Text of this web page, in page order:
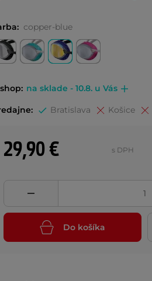
copper-blue
na sklade - 10.8. u Vás
Bratislava Košice
29,90 € s DPH
Do košíka